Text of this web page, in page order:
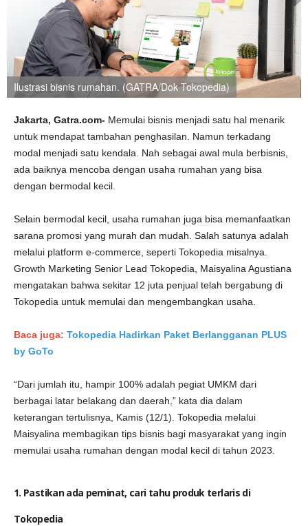
Ilustrasi bisnis rumahan. (GATRA/Dok Tokopedia)
Jakarta, Gatra.com- Memulai bisnis menjadi satu hal menarik
untuk mendapat tambahan penghasilan. Namun terkadang
modal menjadi satu kendala. Nah sebagai awal mula berbisnis,
ada baiknya mencoba dengan usaha rumahan yang bisa
dengan bermodal kecil.
Selain bermodal kecil, usaha rumahan juga bisa memanfaatkan
sarana promosi yang murah dan mudah. Salah satunya adalah
melalui platform e-commerce, seperti Tokopedia misalnya.
Growth Marketing Senior Lead Tokopedia, Maisyalina Agustiana
mengatakan bahwa sekitar 12 juta penjual telah bergabung di
Tokopedia untuk memulai dan mengembangkan usaha.
Baca juga: Tokopedia Hadirkan Paket Berlangganan PLUS
by GoTo
“Dari jumlah itu, hampir 100% adalah pegiat UMKM dari
berbagai latar belakang dan daerah,” kata dia dalam
keterangan tertulisnya, Kamis (12/1). Tokopedia melalui
Maisyalina membagikan tips bisnis bagi masyarakat yang ingin
memulai usaha rumahan dengan modal kecil di tahun 2023.
1. Pastikan ada peminat, cari tahu produk terlaris di
Tokopedia